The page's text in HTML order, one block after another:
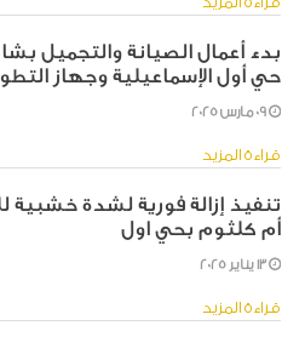
بدء أعمال الصيانة والتجميل
حي أول الإسماعيلية وجهاز
قراءة المزيد
تنفيذ إزالة فورية لشدة خشبية
أم كلثوم بحي اول
قراءة المزيد